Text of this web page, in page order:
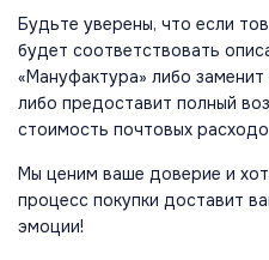
Будьте уверены, что если
будет соответствовать
«Мануфактура» либо
либо предоставит полный
стоимость почтовых
Мы ценим ваше доверие и
процесс покупки доставит
эмоции!